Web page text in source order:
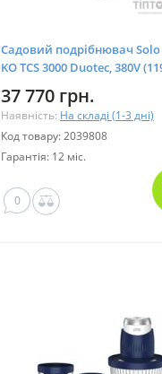
Садовий подрібнювач Solo
KO TCS 3000 Duotec, 380V
37 770 грн.
Наявність: На складі (1-3 дні)
Код товару: 2039808
Гарантія: 12 міс.
0